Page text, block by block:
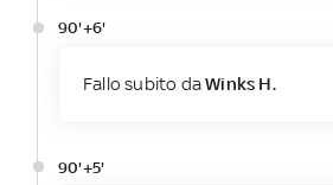
90'+6'
Fallo subito daWinks H.
90'+5'